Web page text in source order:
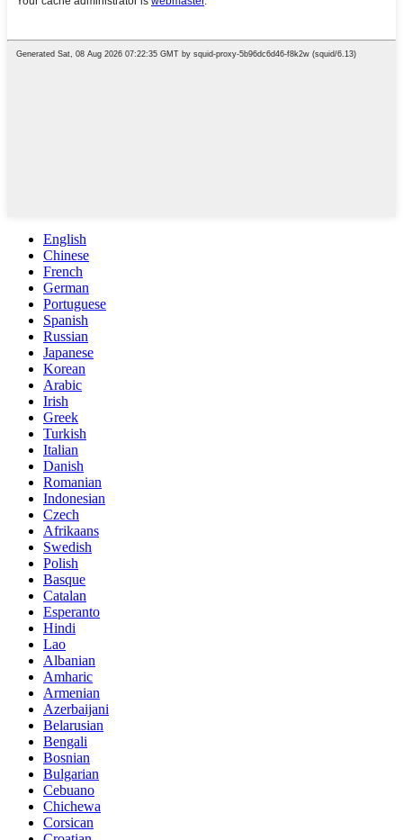
English
Chinese
French
German
Portuguese
Spanish
Russian
Japanese
Korean
Arabic
Irish
Greek
Turkish
Italian
Danish
Romanian
Indonesian
Czech
Afrikaans
Swedish
Polish
Basque
Catalan
Esperanto
Hindi
Lao
Albanian
Amharic
Armenian
Azerbaijani
Belarusian
Bengali
Bosnian
Bulgarian
Cebuano
Chichewa
Corsican